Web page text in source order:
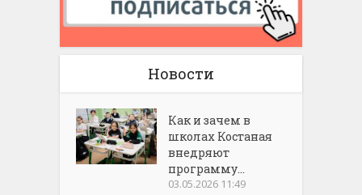
Новости
Как и зачем в
школах Костаная
внедряют
программу...
03.05.2026 11:49